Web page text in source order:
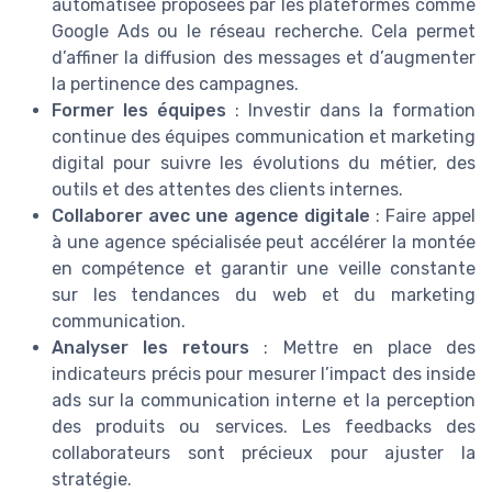
automatisée proposées par les plateformes comme
Google Ads ou le réseau recherche. Cela permet
d’affiner la diffusion des messages et d’augmenter
la pertinence des campagnes.
Former les équipes : Investir dans la formation
continue des équipes communication et marketing
digital pour suivre les évolutions du métier, des
outils et des attentes des clients internes.
Collaborer avec une agence digitale : Faire appel
à une agence spécialisée peut accélérer la montée
en compétence et garantir une veille constante
sur les tendances du web et du marketing
communication.
Analyser les retours : Mettre en place des
indicateurs précis pour mesurer l’impact des inside
ads sur la communication interne et la perception
des produits ou services. Les feedbacks des
collaborateurs sont précieux pour ajuster la
stratégie.